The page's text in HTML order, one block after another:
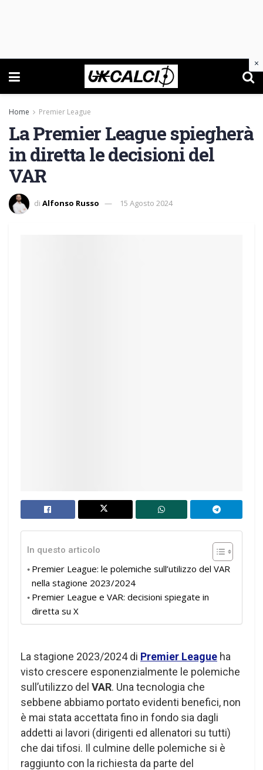
Home Premier League
La Premier League spiegherà
in diretta le decisioni del
VAR
di Alfonso Russo 15 Agosto 2024
In questo articolo
Premier League: le polemiche sull’utilizzo del VAR
nella stagione 2023/2024
Premier League e VAR: decisioni spiegate in
diretta su X
La stagione 2023/2024 di Premier League ha
visto crescere esponenzialmente le polemiche
sull’utilizzo del VAR. Una tecnologia che
sebbene abbiamo portato evidenti benefici, non
è mai stata accettata fino in fondo sia dagli
addetti ai lavori (dirigenti ed allenatori su tutti)
che dai tifosi. Il culmine delle polemiche si è
raggiunto con la richiesta da parte del
×